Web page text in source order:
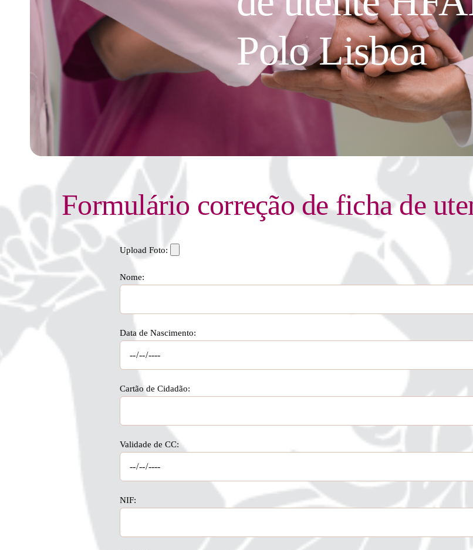
Polo Lisboa
Formulário correção de ficha de
Upload Foto:
Nome:
Data de Nascimento:
Cartão de Cidadão:
Validade de CC:
NIF: